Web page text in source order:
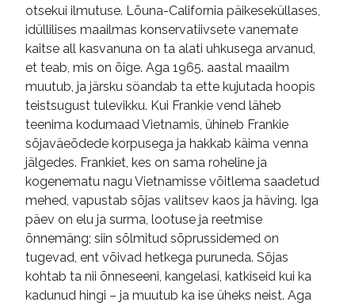
otsekui ilmutuse. Lõuna-California päikeseküllases,
idüllilises maailmas konservatiivsete vanemate
kaitse all kasvanuna on ta alati uhkusega arvanud,
et teab, mis on õige. Aga 1965. aastal maailm
muutub, ja järsku söandab ta ette kujutada hoopis
teistsugust tulevikku. Kui Frankie vend läheb
teenima kodumaad Vietnamis, ühineb Frankie
sõjaväeõdede korpusega ja hakkab käima venna
jälgedes. Frankiet, kes on sama roheline ja
kogenematu nagu Vietnamisse võitlema saadetud
mehed, vapustab sõjas valitsev kaos ja häving. Iga
päev on elu ja surma, lootuse ja reetmise
õnnemäng; siin sõlmitud sõprussidemed on
tugevad, ent võivad hetkega puruneda. Sõjas
kohtab ta nii õnneseeni, kangelasi, katkiseid kui ka
kadunud hingi – ja muutub ka ise üheks neist. Aga